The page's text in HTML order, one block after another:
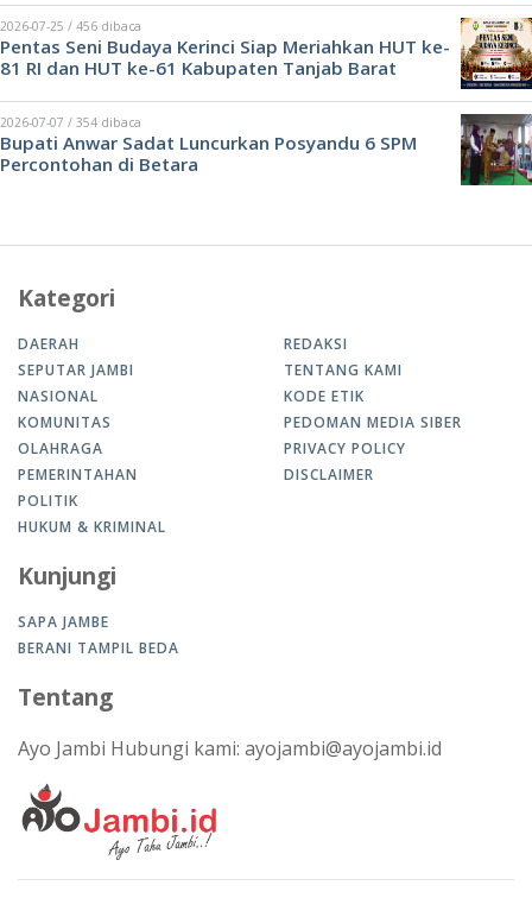
2026-07-25 / 456 dibaca
Pentas Seni Budaya Kerinci Siap Meriahkan HUT ke-
81 RI dan HUT ke-61 Kabupaten Tanjab Barat
2026-07-07 / 354 dibaca
Bupati Anwar Sadat Luncurkan Posyandu 6 SPM
Percontohan di Betara
Kategori
DAERAH
SEPUTAR JAMBI
NASIONAL
KOMUNITAS
OLAHRAGA
PEMERINTAHAN
POLITIK
HUKUM & KRIMINAL
REDAKSI
TENTANG KAMI
KODE ETIK
PEDOMAN MEDIA SIBER
PRIVACY POLICY
DISCLAIMER
Kunjungi
SAPA JAMBE
BERANI TAMPIL BEDA
Tentang
Ayo Jambi Hubungi kami: ayojambi@ayojambi.id